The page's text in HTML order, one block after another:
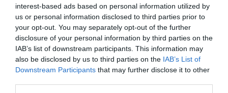
interest-based ads based on personal information utilized by
us or personal information disclosed to third parties prior to
your opt-out. You may separately opt-out of the further
disclosure of your personal information by third parties on the
IAB’s list of downstream participants. This information may
also be disclosed by us to third parties on the IAB’s List of
Downstream Participants that may further disclose it to other